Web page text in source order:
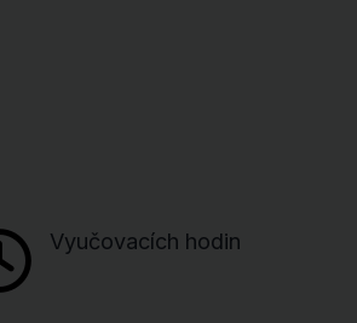
Vyučovacích hodin